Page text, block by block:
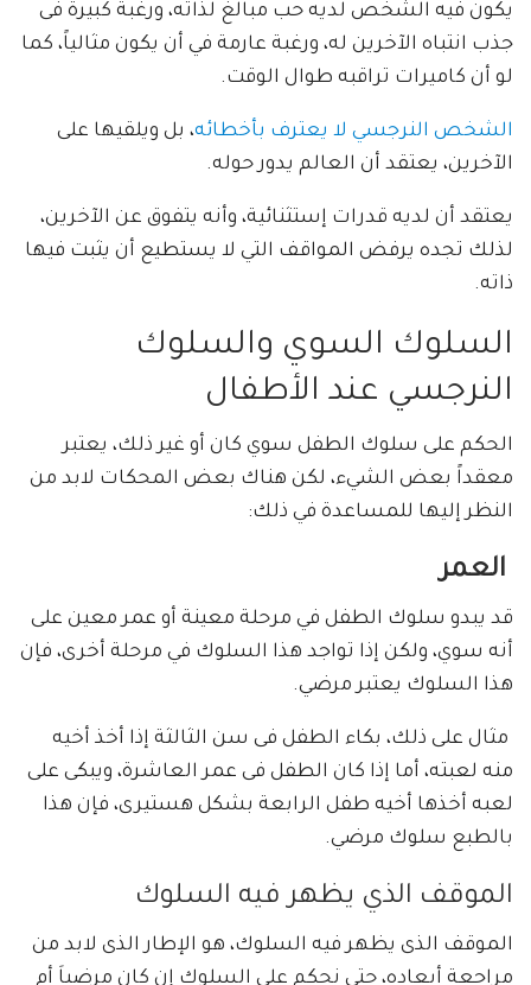
يكون فيه الشخص لديه حب مبالغ لذاته، ورغبة كبيرة فى
جذب انتباه الآخرين له، ورغبة عارمة في أن يكون مثالياً، كما
لو أن كاميرات تراقبه طوال الوقت.
الشخص النرجسي لا يعترف بأخطائه، بل ويلقيها على
الآخرين، يعتقد أن العالم يدور حوله.
يعتقد أن لديه قدرات إستثنائية، وأنه يتفوق عن الآخرين،
لذلك تجده يرفض المواقف التي لا يستطيع أن يثبت فيها
ذاته.
السلوك السوي والسلوك
النرجسي عند الأطفال
الحكم على سلوك الطفل سوي كان أو غير ذلك، يعتبر
معقداً بعض الشيء، لكن هناك بعض المحكات لابد من
النظر إليها للمساعدة في ذلك:
العمر
قد يبدو سلوك الطفل في مرحلة معينة أو عمر معين على
أنه سوي، ولكن إذا تواجد هذا السلوك في مرحلة أخرى، فإن
هذا السلوك يعتبر مرضي.
مثال على ذلك، بكاء الطفل فى سن الثالثة إذا أخذ أخيه
منه لعبته، أما إذا كان الطفل فى عمر العاشرة، ويبكى على
لعبه أخذها أخيه طفل الرابعة بشكل هستيرى، فإن هذا
بالطبع سلوك مرضي.
الموقف الذي يظهر فيه السلوك
الموقف الذى يظهر فيه السلوك، هو الإطار الذى لابد من
مراجعة أبعاده، حتى نحكم على السلوك إن كان مرضياَ أم